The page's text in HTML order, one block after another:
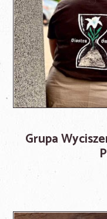
Grupa